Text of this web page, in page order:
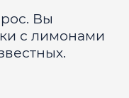
Вы
с лимонами